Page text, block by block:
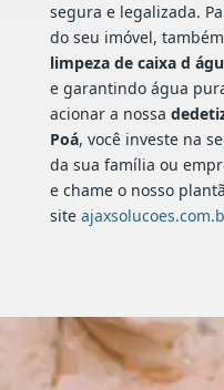
segura e legalizada.
do seu imóvel,
limpeza de caixa d
e garantindo água
acionar a nossa
Poá, você investe na
da sua família ou
e chame o nosso
site